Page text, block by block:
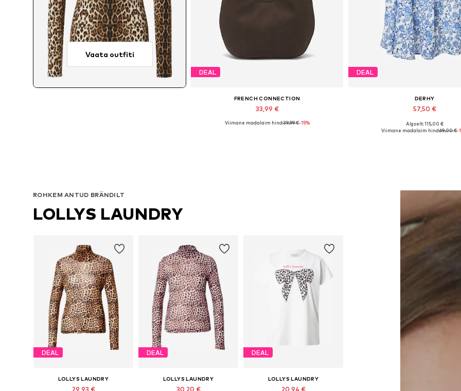
Vaata outfiti
DEAL
FRENCH CONNECTION
33,99 €
Viimane madalaim hind:39,99 €-15%
DEAL
DERHY
57,50 €
Saadaolevad suurused: 40
Algselt: 115,00 €
Viimane madalaim hind:69,00 €-
ROHKEM ANTUD BRÄNDILT
LOLLYS LAUNDRY
DEAL
LOLLYS LAUNDRY
29,93 €
DEAL
LOLLYS LAUNDRY
30,20 €
DEAL
LOLLYS LAUNDRY
20,94 €